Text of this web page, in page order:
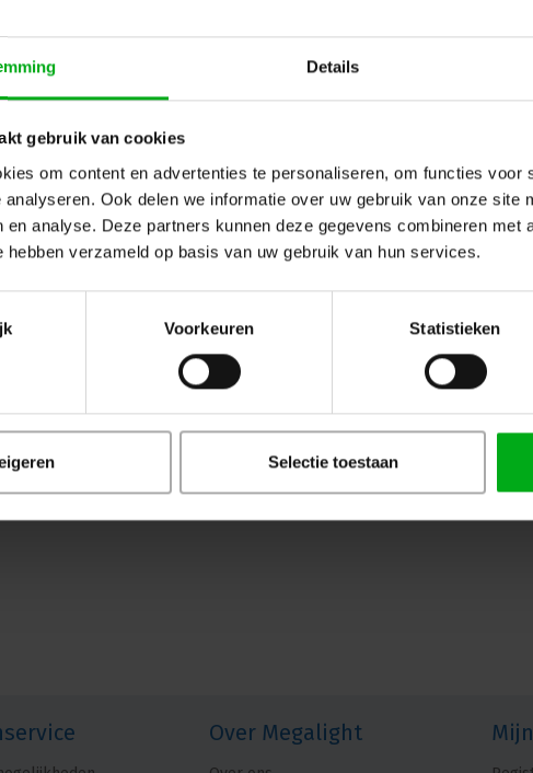
Details
gebruik van cookies
om content en advertenties te personaliseren, om functies voor
Ook delen we informatie over uw gebruik van onze site
en analyse. Deze partners kunnen deze gegevens combineren met
hebben verzameld op basis van uw gebruik van hun services.
Voorkeuren Statistieken
Selectie toestaan
mobile. Vous pouvez facilement
où ou le suspendre à un crochet
Over Megalight